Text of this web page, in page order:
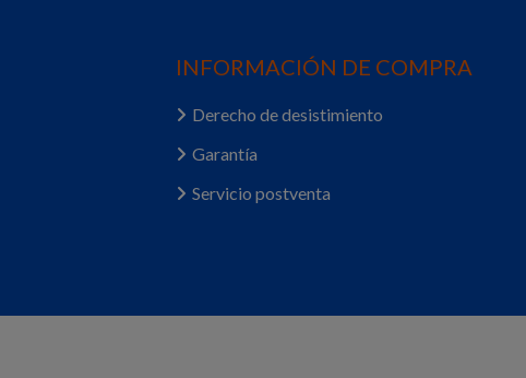
INFORMACIÓN DE COMPRA
Derecho de desistimiento
Garantía
Servicio postventa